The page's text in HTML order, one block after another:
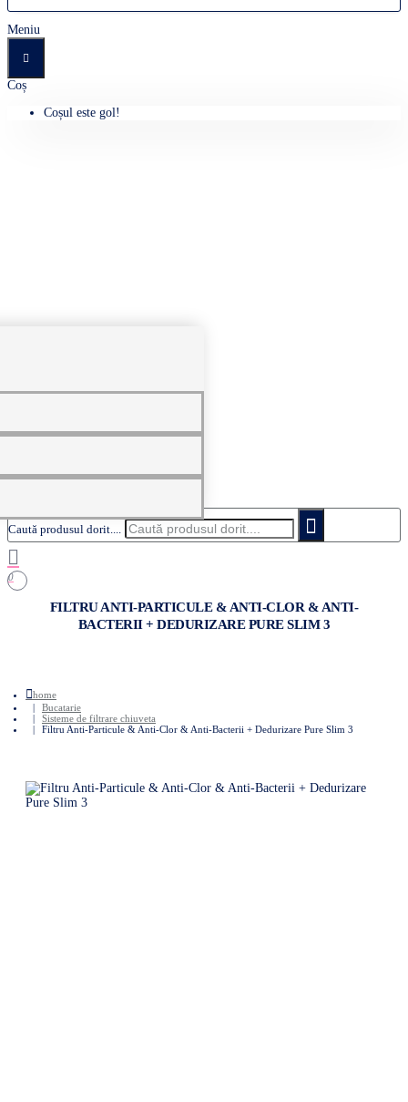
Meniu
Coș
Coșul este gol!
Caută produsul dorit....
0
FILTRU ANTI-PARTICULE & ANTI-CLOR & ANTI-
BACTERII + DEDURIZARE PURE SLIM 3
home
Bucatarie
Sisteme de filtrare chiuveta
Filtru Anti-Particule & Anti-Clor & Anti-Bacterii + Dedurizare Pure Slim 3